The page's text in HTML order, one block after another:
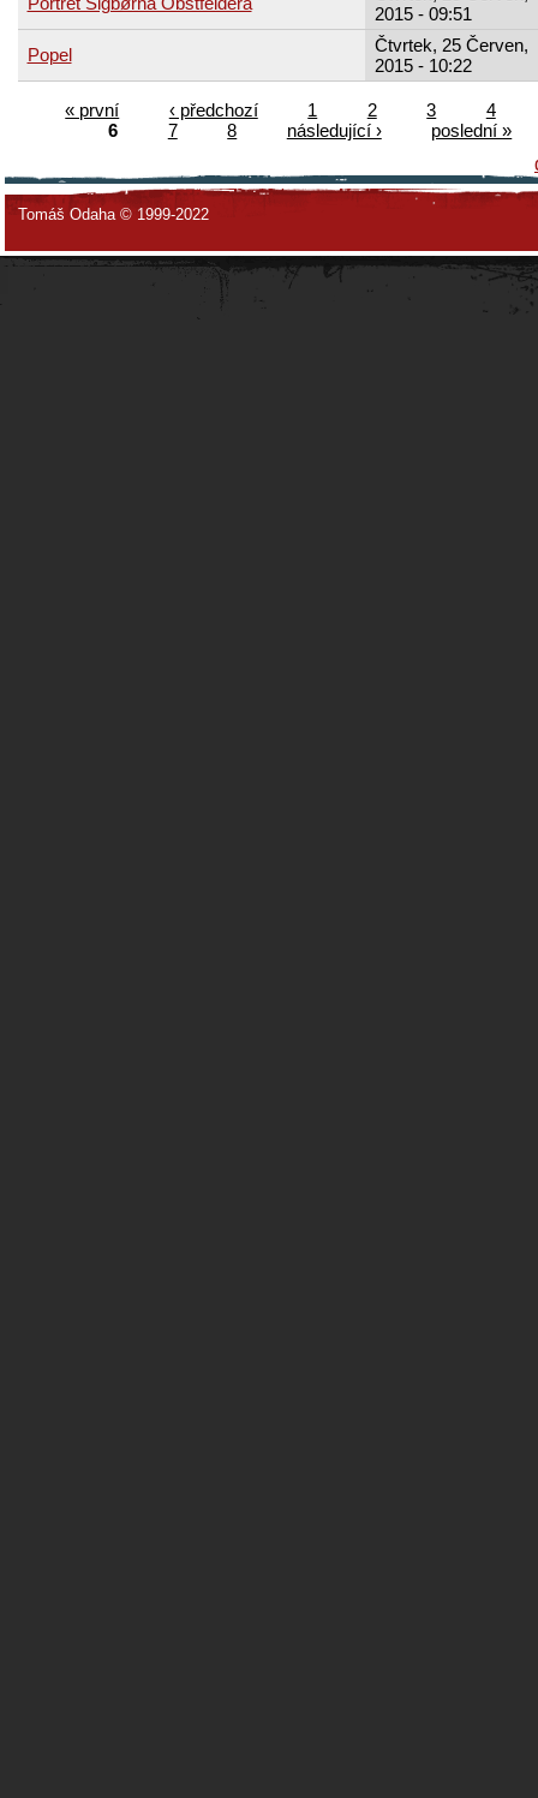
2015 - 09:51
Popel
Čtvrtek, 25 Červen,
2015 - 10:22
« první ‹ předchozí 1 2 3
4
6
7 8 následující ›
poslední »
Tomáš Odaha © 1999-2022